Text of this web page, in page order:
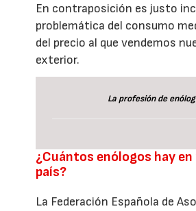
En contraposición es justo
problemática del consumo
del precio al que vendemos
exterior.
La profesión de
¿Cuántos enólogos hay
país?
La Federación Española de